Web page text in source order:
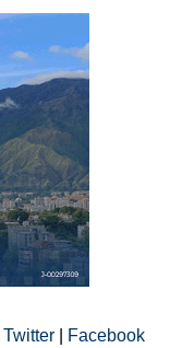
Twitter Facebook